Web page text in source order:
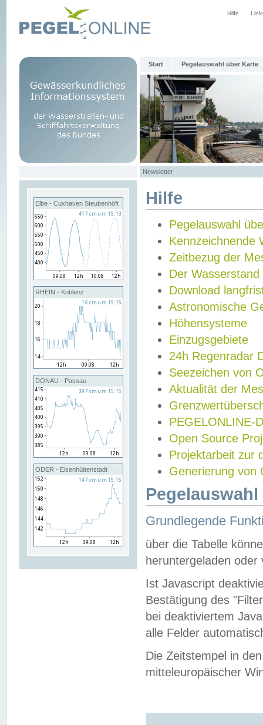
Hilfe
Start Pegelauswahl über Karte
Newsletter
Elbe - Cuxhaven Steubenhöft
RHEIN - Koblenz
DONAU - Passau
ODER - Eisenhüttenstadt
Hilfe
Pegelauswahl
Kennzeichnende
Zeitbezug der
Der Wasserstand
Download
Astronomische
Höhensysteme
Einzugsgebiete
24h Regenradar
Seezeichen von
Aktualität der
PEGELONLINE-
Open Source
Projektarbeit zur
Generierung von
Grundlegende
über die Tabelle
heruntergeladen oder
Ist Javascript
Bestätigung des
bei deaktiviertem
alle Felder
Die Zeitstempel in
mitteleuropäischer